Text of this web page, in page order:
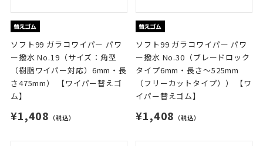
ソフト99 ガラコワイパー パワ
ー撥水 No.19（サイズ：角型
（樹脂ワイパー対応）6mm・長
さ475mm） 【ワイパー替えゴ
ム】
¥1,408 （税込）
ソフト99 ガラコワイパー パワ
ー撥水 No.30（ブレードロック
タイプ6mm・長さ～525mm
（フリーカットタイプ）） 【ワ
イパー替えゴム】
¥1,408 （税込）